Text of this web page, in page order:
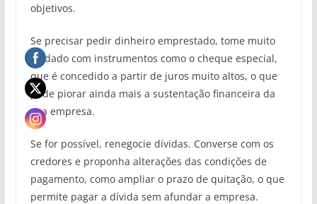
objetivos.
Se precisar pedir dinheiro emprestado, tome muito
cuidado com instrumentos como o cheque especial,
que é concedido a partir de juros muito altos, o que
pode piorar ainda mais a sustentação financeira da
sua empresa.
Se for possível, renegocie dívidas. Converse com os
credores e proponha alterações das condições de
pagamento, como ampliar o prazo de quitação, o que
permite pagar a dívida sem afundar a empresa.